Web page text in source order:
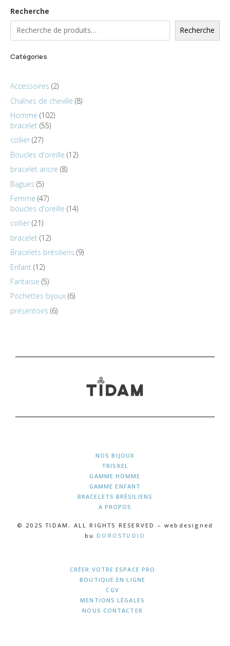
Recherche
Recherche
Catégories
Accessoires 2
Chaînes de cheville 8
Homme 102
bracelet 55
collier 27
Boucles d'oreille 12
bracelet ancre 8
Bagues 5
Femme 47
boucles d'oreille 14
collier 21
bracelet 12
Bracelets brésiliens 9
Enfant 12
Fantaisie 5
Pochettes bijoux 6
présentoirs 6
NOS BIJOUX
TRISKEL
GAMME HOMME
GAMME ENFANT
BRACELETS BRÉSILIENS
A PROPOS
© 2025 TIDAM. ALL RIGHTS RESERVED – webdesigned
bu DOROSTUDIO
CRÉER VOTRE ESPACE PRO
BOUTIQUE EN LIGNE
CGV
MENTIONS LÉGALES
NOUS CONTACTER